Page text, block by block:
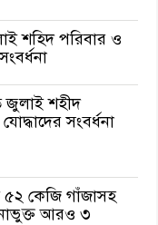
শহিদ পরিবার ও
জুলাই শহীদ
সংবর্ধনা
৫২ কেজি গাঁজাসহ
আরও ৩